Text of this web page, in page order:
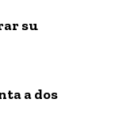
su
a dos